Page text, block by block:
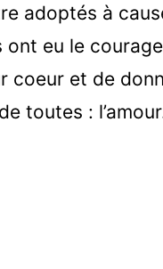
adoptés à
eu le
coeur et de
toutes :